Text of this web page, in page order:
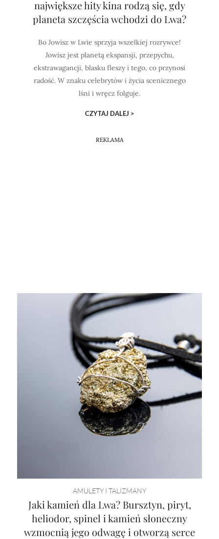
największe hity kina rodzą się, gdy
planeta szczęścia wchodzi do Lwa?
Bo Jowisz w Lwie sprzyja wszelkiej rozrywce!
Jowisz jest planetą ekspansji, przepychu,
ekstrawagancji, blasku fleszy i tego, co przynosi
radość. W znaku celebrytów i życia scenicznego
lśni i wręcz folguje.
CZYTAJ DALEJ >
REKLAMA
AMULETY I TALIZMANY
Jaki kamień dla Lwa? Bursztyn, piryt,
heliodor, spinel i kamień słoneczny
wzmocnią jego odwagę i otworzą serce